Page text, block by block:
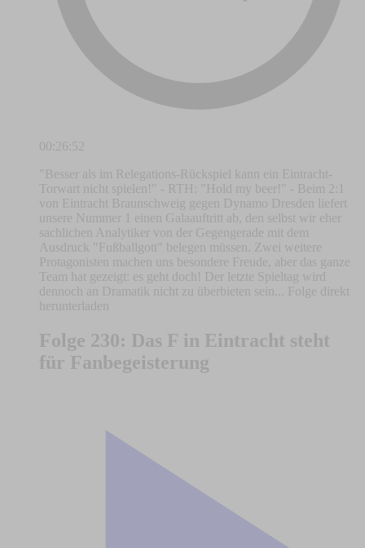
00:26:52
"Besser als im Relegations-Rückspiel kann ein Eintracht-
Torwart nicht spielen!" - RTH: "Hold my beer!" - Beim 2:1
von Eintracht Braunschweig gegen Dynamo Dresden liefert
unsere Nummer 1 einen Galaauftritt ab, den selbst wir eher
sachlichen Analytiker von der Gegengerade mit dem
Ausdruck "Fußballgott" belegen müssen. Zwei weitere
Protagonisten machen uns besondere Freude, aber das ganze
Team hat gezeigt: es geht doch! Der letzte Spieltag wird
dennoch an Dramatik nicht zu überbieten sein... Folge direkt
herunterladen
Folge 230: Das F in Eintracht steht
für Fanbegeisterung